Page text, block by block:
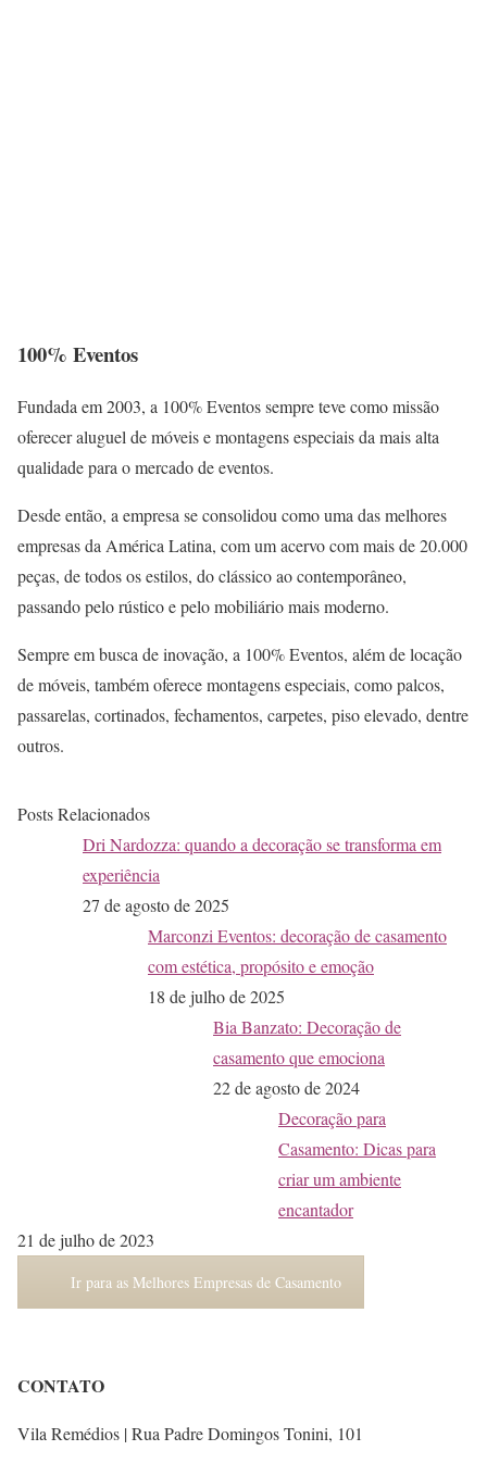
100% Eventos
Fundada em 2003, a 100% Eventos sempre teve como missão
oferecer aluguel de móveis e montagens especiais da mais alta
qualidade para o mercado de eventos.
Desde então, a empresa se consolidou como uma das melhores
empresas da América Latina, com um acervo com mais de 20.000
peças, de todos os estilos, do clássico ao contemporâneo,
passando pelo rústico e pelo mobiliário mais moderno.
Sempre em busca de inovação, a 100% Eventos, além de locação
de móveis, também oferece montagens especiais, como palcos,
passarelas, cortinados, fechamentos, carpetes, piso elevado, dentre
outros.
Posts Relacionados
Dri Nardozza: quando a decoração se transforma em
experiência
27 de agosto de 2025
Marconzi Eventos: decoração de casamento
com estética, propósito e emoção
18 de julho de 2025
Bia Banzato: Decoração de
casamento que emociona
22 de agosto de 2024
Decoração para
Casamento: Dicas para
criar um ambiente
encantador
21 de julho de 2023
Ir para as Melhores Empresas de Casamento
CONTATO
Vila Remédios | Rua Padre Domingos Tonini, 101